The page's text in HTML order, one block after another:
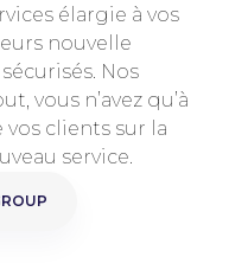
élargie à vos
nouvelle
Nos
vous n’avez qu’à
clients sur la
service.